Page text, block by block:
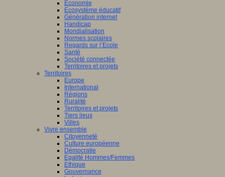
Economie
Ecosystème éducatif
Génération internet
Handicap
Mondialisation
Normes scolaires
Regards sur l’Ecole
Santé
Société connectée
Territoires et projets
Territoires
Europe
International
Régions
Ruralité
Territoires et projets
Tiers lieux
Villes
Vivre ensemble
Citoyenneté
Culture européenne
Démocratie
Egalité Hommes/Femmes
Ethique
Gouvernance